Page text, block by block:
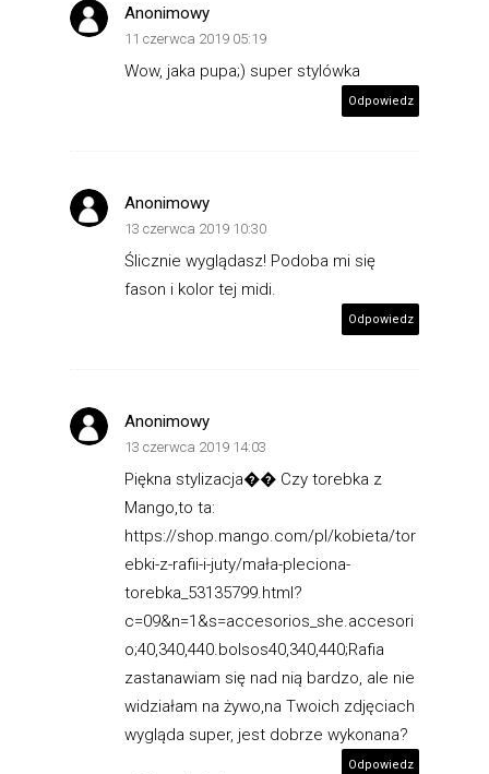
Anonimowy
11 czerwca 2019 05:19
Wow, jaka pupa;) super stylówka
Odpowiedz
Anonimowy
13 czerwca 2019 10:30
Ślicznie wyglądasz! Podoba mi się
fason i kolor tej midi.
Odpowiedz
Anonimowy
13 czerwca 2019 14:03
Piękna stylizacja�� Czy torebka z
Mango,to ta:
https://shop.mango.com/pl/kobieta/tor
ebki-z-rafii-i-juty/mała-pleciona-
torebka_53135799.html?
c=09&n=1&s=accesorios_she.accesori
o;40,340,440.bolsos40,340,440;Rafia
zastanawiam się nad nią bardzo, ale nie
widziałam na żywo,na Twoich zdjęciach
wygląda super, jest dobrze wykonana?
Odpowiedz